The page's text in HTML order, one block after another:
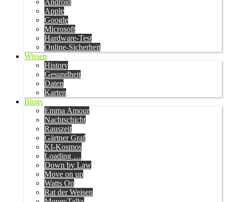
Android
Apple
Google
Microsoft
Hardware-Test
Online-Sicherheit
Wissen
History
Gesundheit
Daten
Karten
Blogs
Emma Amour
Nachtschicht
Rauszeit
Gärtner Graf
KI-Kosmos
Loading …
Down by Law
Move on up
Watts On
Rat der Weisen